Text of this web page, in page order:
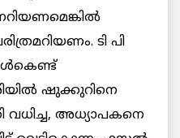
ടി പി
ഷുക്കുറിനെ
വധിച്ച, അധ്യാപകനെ